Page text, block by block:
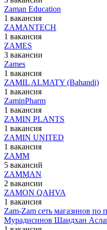
Zaman Education
1 вакансия
ZAMANTECH
1 вакансия
ZAMES
3 вакансии
Zames
1 вакансия
ZAMIL ALMATY (Bahandi)
1 вакансия
ZaminPharm
1 вакансия
ZAMIN PLANTS
1 вакансия
ZAMIN UNITED
1 вакансия
ZAMM
5 вакансий
ZAMMAN
2 вакансии
ZAMON QAHVA
1 вакансия
Zam-Zam сеть магазинов
Мурадисинов Шаидхан